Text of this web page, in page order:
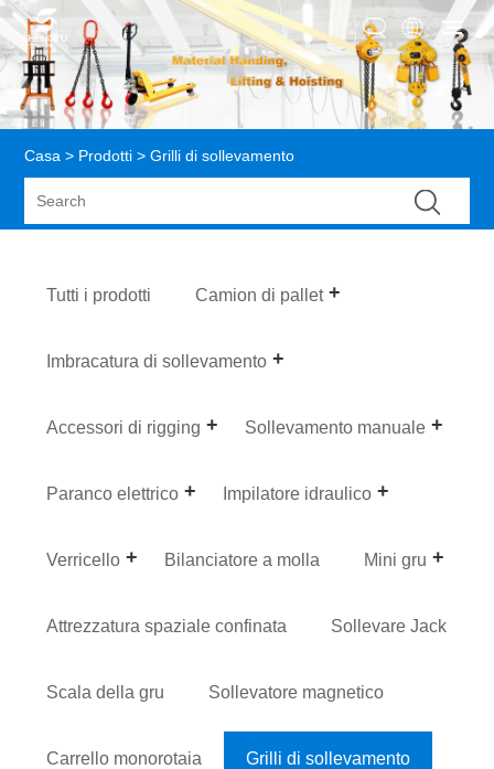
Casa > Prodotti > Grilli di sollevamento
Tutti i prodotti Camion di pallet
Imbracatura di sollevamento
Accessori di rigging Sollevamento manuale
Paranco elettrico Impilatore idraulico
Verricello Bilanciatore a molla Mini gru
Attrezzatura spaziale confinata Sollevare Jack
Scala della gru Sollevatore magnetico
Carrello monorotaia Grilli di sollevamento